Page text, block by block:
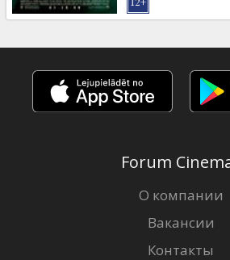
Forum
О компании
Вакансии
Контакты